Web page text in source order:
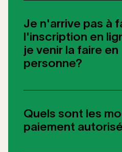
Je n'arrive pas à
l'inscription en
je venir la faire en
personne?
Quels sont les
paiement